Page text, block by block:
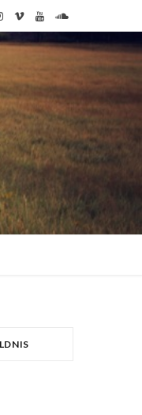
I
n
t
r
a
V
i
e
o
Y
o
T
u
S
o
d
o